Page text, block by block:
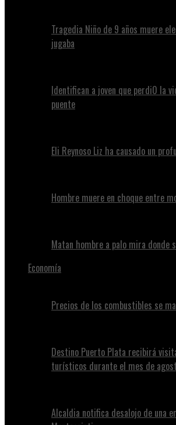
Tragedia Niño de 9 años muere
jugaba
Identifican a joven que perdi0 la
puente
Eli Reynoso Liz ha causado un
Hombre muere en choque entre
Matan hombre a palo mira donde
Economía
Precios de los combustibles se
Destino Puerto Plata recibirá
turísticos durante el mes de
Alcaldia notifica desalojo de una